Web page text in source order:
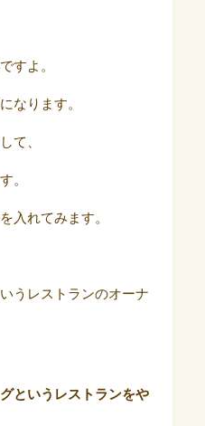
すよ。
なります。
て、
。
入れてみます。
うレストランのオーナ
というレストランをや